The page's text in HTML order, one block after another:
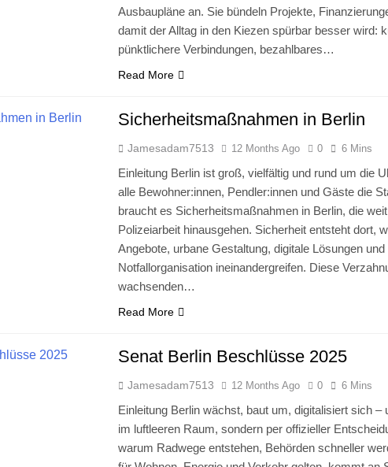
Ausbaupläne an. Sie bündeln Projekte,
damit der Alltag in den Kiezen spürbar besser wird:
pünktlichere Verbindungen, bezahlbares…
Read More
Sicherheitsmaßnahmen in Berlin
Jamesadam7513 12 Months Ago 0 6 Mins
Einleitung Berlin ist groß, vielfältig und rund um die
alle Bewohner:innen, Pendler:innen und Gäste die
braucht es Sicherheitsmaßnahmen in Berlin, die
Polizeiarbeit hinausgehen. Sicherheit entsteht dort,
Angebote, urbane Gestaltung, digitale Lösungen
Notfallorganisation ineinandergreifen. Diese
wachsenden…
Read More
Senat Berlin Beschlüsse 2025
Jamesadam7513 12 Months Ago 0 6 Mins
Einleitung Berlin wächst, baut um, digitalisiert sich –
im luftleeren Raum, sondern per offizieller
warum Radwege entstehen, Behörden schneller